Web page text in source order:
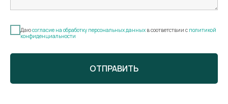
Даюсогласие на обработку персональных данных в соответствии с политикой
конфиденциальности
ОТПРАВИТЬ